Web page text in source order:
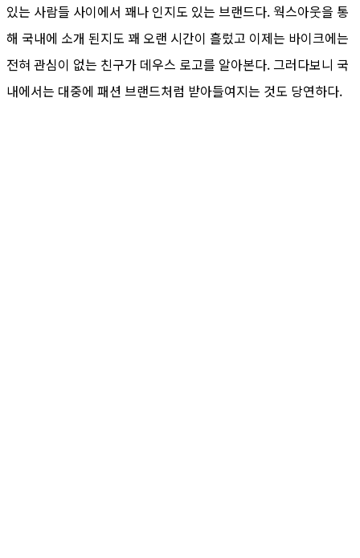
있는 사람들 사이에서 꽤나 인지도 있는 브랜드다. 웍스아웃을 통
해 국내에 소개 된지도 꽤 오랜 시간이 흘렀고 이제는 바이크에는
전혀 관심이 없는 친구가 데우스 로고를 알아본다. 그러다보니 국
내에서는 대중에 패션 브랜드처럼 받아들여지는 것도 당연하다.